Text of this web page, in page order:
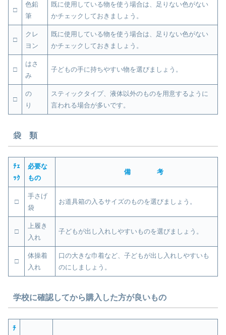
□
色鉛
筆
既に使用している物を使う場合は、足りない色がない
かチェックしておきましょう。
□
クレ
ヨン
既に使用している物を使う場合は、足りない色がない
かチェックしておきましょう。
□
はさ
み
子どもの手に持ちやすい物を選びましょう。
□
の
り
スティックタイプ、液体以外のものを用意するように
言われる場合が多いです。
袋 類
ﾁｪ
ｯｸ
必要な
もの
備 考
□
手さげ
袋
お道具箱の入るサイズのものを選びましょう。
□
上履き
入れ
子どもが出し入れしやすいものを選びましょう。
□
体操着
入れ
口の大きな巾着など、子どもが出し入れしやすいも
のにしましょう。
学校に確認してから購入した方が良いもの
ﾁ